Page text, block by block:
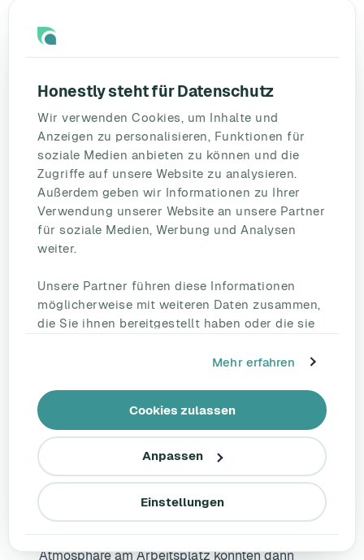
Honestly steht für Datenschutz
Wir verwenden Cookies, um Inhalte und
Anzeigen zu personalisieren, Funktionen für
soziale Medien anbieten zu können und die
Zugriffe auf unsere Website zu analysieren.
Außerdem geben wir Informationen zu Ihrer
Verwendung unserer Website an unsere Partner
für soziale Medien, Werbung und Analysen
weiter.
Unsere Partner führen diese Informationen
möglicherweise mit weiteren Daten zusammen,
die Sie ihnen bereitgestellt haben oder die sie
Mehr erfahren
Cookies zulassen
Anpassen
Einstellungen
Mitarbeiterbefragung ist eine strategische
Herangehensweise mit einem klaren Konzept.
Sie eine Befragung umsetzen und auswerten.
Schritt 1: Setzen Sie sich klare
Ziele.
Definieren Sie zunächst, welche Aspekte Sie
mit Ihrer Mitarbeiterbefragung am Arbeitsplatz
abdecken wollen. Zwar ist es verlockend, das
umfassend zu behandeln – manchmal kann es
aber zielführender sein, einzelne Bereiche wie
die Work-Life-Balance oder die Vergütung
Wenn Sie in Ihrem Unternehmen beispielsweise
eine Verschlechterung des Umgangs
miteinander feststellen, sollten Sie sich in Ihrer
Umfrage darauf konzentrieren, die
Teamdynamik genauer zu untersuchen.
Ergänzende Fragen zum Management, zur
Führungskultur und zur allgemeinen
Atmosphäre am Arbeitsplatz könnten dann